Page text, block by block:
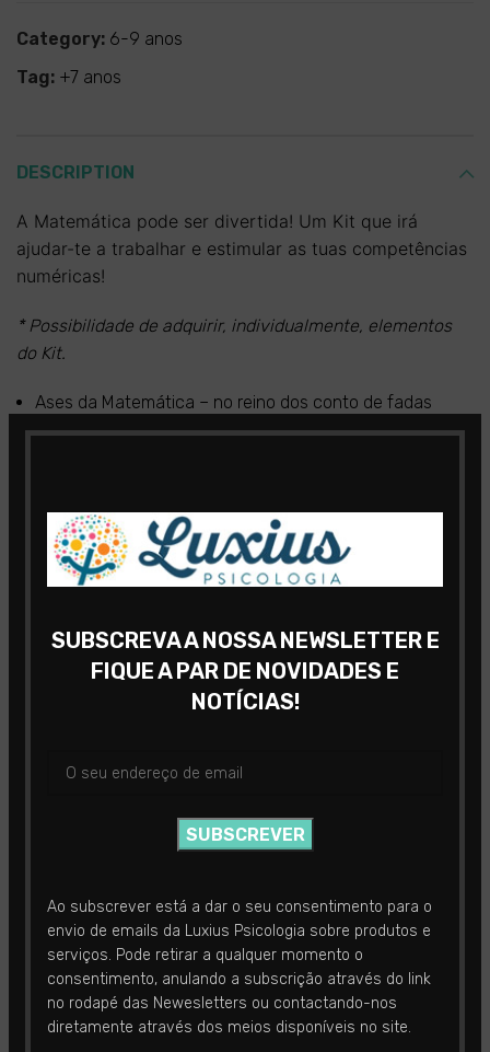
SUBSCREVA A NOSSA NEWSLETTER E
FIQUE A PAR DE NOVIDADES E
NOTÍCIAS!
Ao subscrever está a dar o seu consentimento para o
envio de emails da Luxius Psicologia sobre produtos e
serviços. Pode retirar a qualquer momento o
consentimento, anulando a subscrição através do link
no rodapé das Newesletters ou contactando-nos
diretamente através dos meios disponíveis no site.
Category: 6-9 anos
Tag: +7 anos
DESCRIPTION
A Matemática pode ser divertida! Um Kit que irá
ajudar-te a trabalhar e estimular as tuas competências
numéricas!
* Possibilidade de adquirir, individualmente, elementos
do Kit.
Ases da Matemática – no reino dos conto de fadas
Tabuadas – bloco de atividades
Idades: + 7 anos
Palavras-chave:
Matemática; Raciocínio Numérico;
TEM DÚVIDAS SOBRE ESTE PRODUTO?